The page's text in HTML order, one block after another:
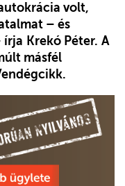
volt,
– és
írja Krekó Péter. A
másfél